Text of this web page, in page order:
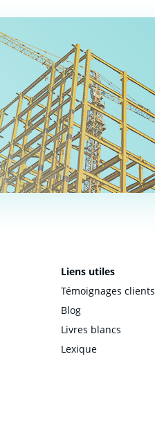
Liens utiles
Témoignages clients
Blog
Livres blancs
Lexique